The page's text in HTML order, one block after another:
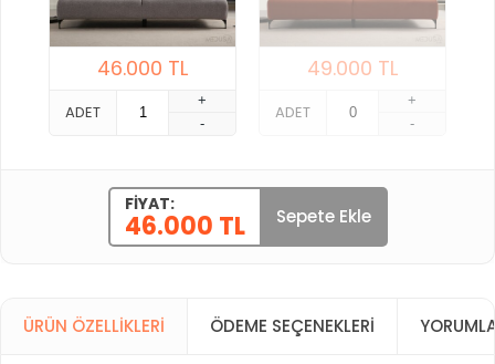
46.000 TL
ADET
+
-
49.000 TL
ADET
+
-
FIYAT:
46.000 TL Sepete Ekle
ÜRÜN ÖZELLIKLERI ÖDEME SEÇENEKLERI